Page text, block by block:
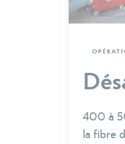
400 à
la fibre